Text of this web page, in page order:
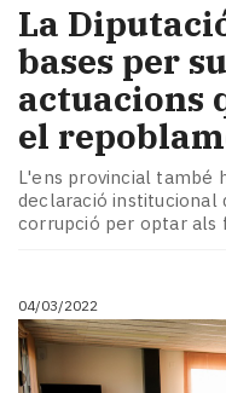
La
bases per
actuacions
el
L'ens provincial també
declaració
corrupció per optar als
04/03/2022